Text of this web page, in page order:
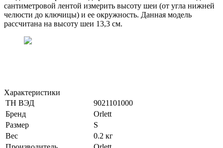
сантиметровой лентой измерить высоту шеи (от угла нижней
челюсти до ключицы) и ее окружность. Данная модель
рассчитана на высоту шеи 13,3 см.
Характеристики
ТН ВЭД
9021101000
Бренд
Orlett
Размер
S
Вес
0.2 кг